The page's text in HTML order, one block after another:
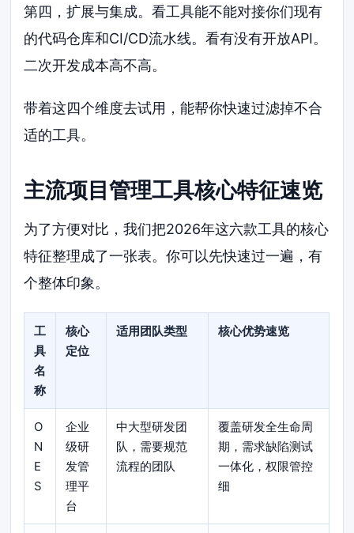
第四，扩展与集成。看工具能不能对接你们现有
的代码仓库和CI/CD流水线。看有没有开放API。
二次开发成本高不高。
带着这四个维度去试用，能帮你快速过滤掉不合
适的工具。
主流项目管理工具核心特征速览
为了方便对比，我们把2026年这六款工具的核心
特征整理成了一张表。你可以先快速过一遍，有
个整体印象。
工
具
名
称
核心
定位
适用团队类型 核心优势速览
O
N
E
S
企业
级研
发管
理平
台
中大型研发团
队，需要规范
流程的团队
覆盖研发全生命周
期，需求缺陷测试
一体化，权限管控
细